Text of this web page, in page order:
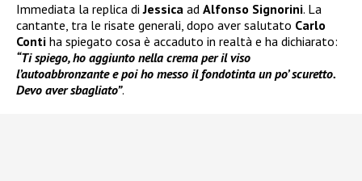
Immediata la replica diJessica ad Alfonso Signorini. La
cantante, tra le risate generali, dopo aver salutato Carlo
Conti ha spiegato cosa è accaduto in realtà e ha dichiarato:
“Ti spiego, ho aggiunto nella crema per il viso
l’autoabbronzante e poi ho messo il fondotinta un po’ scuretto.
Devo aver sbagliato”.